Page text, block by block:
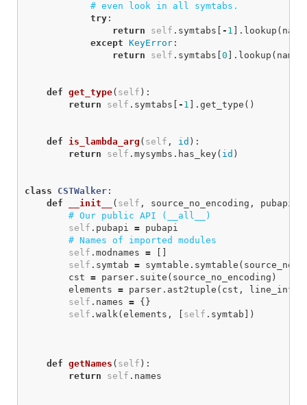
try :
return
self . symtabs - 1 ]. lookup ( name
except KeyError :
return
self . symtabs 0 ]. lookup ( name
def get_type( self ):
return
self . symtabs - 1 ]. get_type ()
def is_lambda_arg ( self , id ):
return
self . mysymbs . has_key( id )
class CSTWalker :
def
__init__ ( self , source_no_encoding , pubapi
self . pubapi = pubapi
self . modnames =
self . symtab = symtable . symtable (
cst = parser . suite ( source_no_encoding )
elements = parser . ast2tuple ( cst , line_info
self . names = {}
self . walk( elements , self . symtab ])
def getNames ( self ):
return
self . names